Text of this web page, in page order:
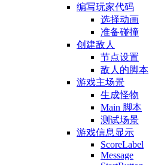
编写玩家代码
选择动画
准备碰撞
创建敌人
节点设置
敌人的脚本
游戏主场景
生成怪物
Main 脚本
测试场景
游戏信息显示
ScoreLabel
Message